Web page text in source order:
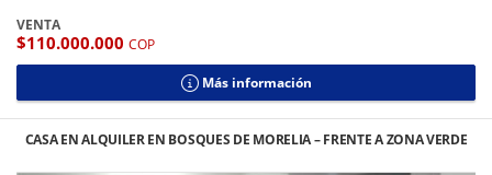
VENTA
$110.000.000 COP
Más información
CASA EN ALQUILER EN BOSQUES DE MORELIA – FRENTE A ZONA VERDE